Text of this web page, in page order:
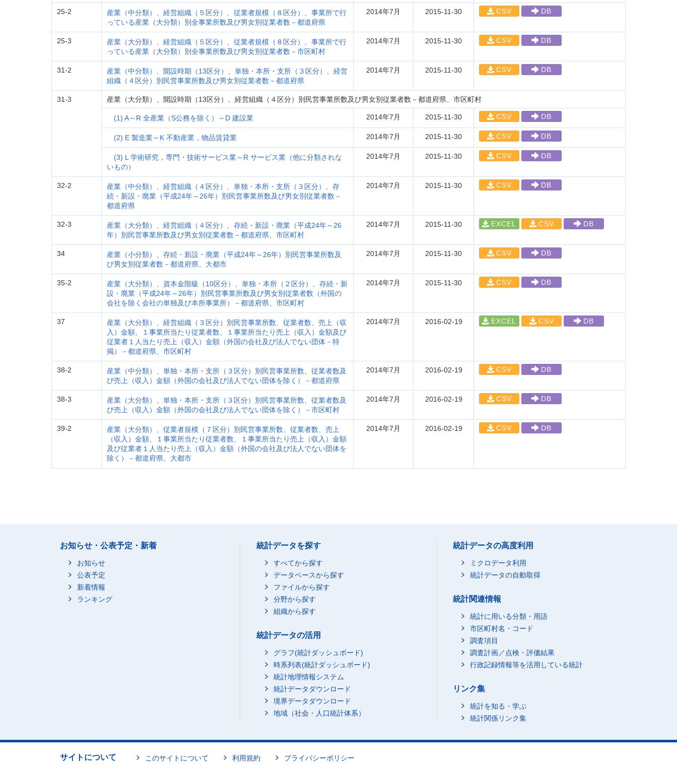
25-2
産業（中分類）、経営組織（５区分）、従業者規模（８区分）、事業所で行
っている産業（大分類）別全事業所数及び男女別従業者数－都道府県
2014年7月 2015-11-30 CSV DB
25-3
産業（大分類）、経営組織（５区分）、従業者規模（８区分）、事業所で行
っている産業（大分類）別全事業所数及び男女別従業者数－市区町村
2014年7月 2015-11-30 CSV DB
31-2
産業（中分類）、開設時期（13区分）、単独・本所・支所（３区分）、経営
組織（４区分）別民営事業所数及び男女別従業者数－都道府県
2014年7月 2015-11-30 CSV DB
31-3 産業（大分類）、開設時期（13区分）、経営組織（４区分）別民営事業所数及び男女別従業者数－都道府県、市区町村
(1) A～R 全産業（S公務を除く）～D 建設業 2014年7月 2015-11-30 CSV DB
(2) E 製造業～K 不動産業，物品賃貸業 2014年7月 2015-11-30 CSV DB
(3) L 学術研究，専門・技術サービス業～R サービス業（他に分類されな
いもの）
2014年7月 2015-11-30 CSV DB
32-2
産業（中分類）、経営組織（４区分）、単独・本所・支所（３区分）、存
続・新設・廃業（平成24年～26年）別民営事業所数及び男女別従業者数－
都道府県
2014年7月 2015-11-30 CSV DB
32-3
産業（大分類）、経営組織（４区分）、存続・新設・廃業（平成24年～26
年）別民営事業所数及び男女別従業者数－都道府県、市区町村
2014年7月 2015-11-30 EXCEL CSV DB
34
産業（小分類）、存続・新設・廃業（平成24年～26年）別民営事業所数及
び男女別従業者数－都道府県、大都市
2014年7月 2015-11-30 CSV DB
35-2
産業（大分類）、資本金階級（10区分）、単独・本所（２区分）、存続・新
設・廃業（平成24年～26年）別民営事業所数及び男女別従業者数（外国の
会社を除く会社の単独及び本所事業所）－都道府県、市区町村
2014年7月 2015-11-30 CSV DB
37
産業（大分類）、経営組織（３区分）別民営事業所数、従業者数、売上（収
入）金額、１事業所当たり従業者数、１事業所当たり売上（収入）金額及び
従業者１人当たり売上（収入）金額（外国の会社及び法人でない団体－特
掲）－都道府県、市区町村
2014年7月 2016-02-19 EXCEL CSV DB
38-2
産業（中分類）、単独・本所・支所（３区分）別民営事業所数、従業者数及
び売上（収入）金額（外国の会社及び法人でない団体を除く）－都道府県
2014年7月 2016-02-19 CSV DB
38-3
産業（大分類）、単独・本所・支所（３区分）別民営事業所数、従業者数及
び売上（収入）金額（外国の会社及び法人でない団体を除く）－市区町村
2014年7月 2016-02-19 CSV DB
39-2
産業（大分類）、従業者規模（７区分）別民営事業所数、従業者数、売上
（収入）金額、１事業所当たり従業者数、１事業所当たり売上（収入）金額
及び従業者１人当たり売上（収入）金額（外国の会社及び法人でない団体を
除く）－都道府県、大都市
2014年7月 2016-02-19 CSV DB
お知らせ・公表予定・新着
お知らせ
公表予定
新着情報
ランキング
統計データを探す
すべてから探す
データベースから探す
ファイルから探す
分野から探す
組織から探す
統計データの活用
グラフ(統計ダッシュボード)
時系列表(統計ダッシュボード)
統計地理情報システム
統計データダウンロード
境界データダウンロード
地域（社会・人口統計体系）
統計データの高度利用
ミクロデータ利用
統計データの自動取得
統計関連情報
統計に用いる分類・用語
市区町村名・コード
調査項目
調査計画／点検・評価結果
行政記録情報等を活用している統計
リンク集
統計を知る・学ぶ
統計関係リンク集
サイトについて このサイトについて 利用規約 プライバシーポリシー